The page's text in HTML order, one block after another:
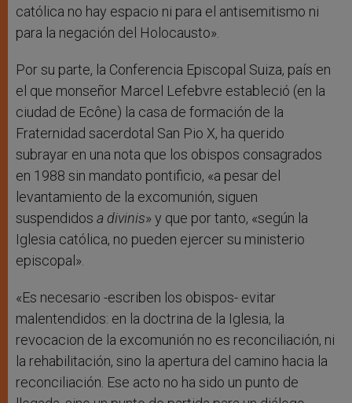
católica no hay espacio ni para el antisemitismo ni
para la negación del Holocausto».
Por su parte, la Conferencia Episcopal Suiza, país en
el que monseñor Marcel Lefebvre estableció (en la
ciudad de Ecône) la casa de formación de la
Fraternidad sacerdotal San Pio X, ha querido
subrayar en una nota que los obispos consagrados
en 1988 sin mandato pontificio, «a pesar del
levantamiento de la excomunión, siguen
suspendidos a divinis» y que por tanto, «según la
Iglesia católica, no pueden ejercer su ministerio
episcopal».
«Es necesario -escriben los obispos- evitar
malentendidos: en la doctrina de la Iglesia, la
revocacion de la excomunión no es reconciliación, ni
la rehabilitación, sino la apertura del camino hacia la
reconciliación. Ese acto no ha sido un punto de